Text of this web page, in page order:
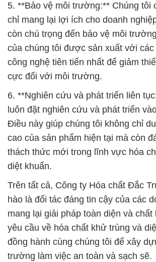
5. **Bảo vệ môi trường:** Chúng tôi
chỉ mang lại lợi ích cho doanh
còn chú trọng đến bảo vệ môi
của chúng tôi được sản xuất với
công nghệ tiên tiến nhất để giảm
cực đối với môi trường.
6. **Nghiên cứu và phát triển liên
luôn đặt nghiên cứu và phát triển
Điều này giúp chúng tôi không chỉ
cao của sản phẩm hiện tại mà còn
thách thức mới trong lĩnh vực hóa
diệt khuẩn.
Trên tất cả, Công ty Hóa chất Đắc
hào là đối tác đáng tin cậy của các
mang lại giải pháp toàn diện và
yêu cầu về hóa chất khử trùng và
đồng hành cùng chúng tôi để xây
trường làm việc an toàn và sạch sẽ.